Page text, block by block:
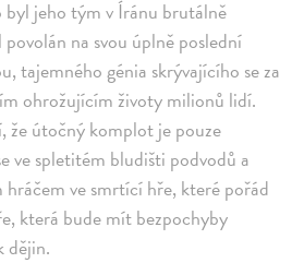
byl jeho tým v Íránu brutálně
na svou úplně poslední
tajemného génia skrývajícího se za
ohrožujícím životy milionů lidí.
že útočný komplot je pouze
ve spletitém bludišti podvodů a
ve smrtící hře, které pořád
která bude mít bezpochyby
dějin.